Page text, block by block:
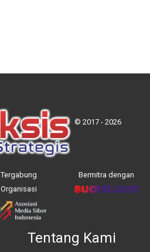
© 2017 - 2026
Tergabung
Organisasi
Bermitra dengan
Tentang Kami